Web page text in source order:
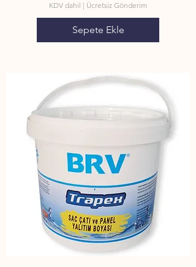
KDV dahil | Ücretsiz Gönderim
Sepete Ekle